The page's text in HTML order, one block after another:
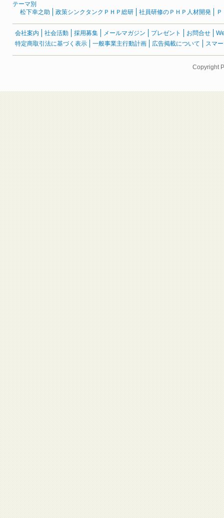
テーマ別
松下幸之助
政策シンクタンクＰＨＰ総研 社員研修のＰＨＰ人材開発
会社案内 社会活動 採用募集 メールマガジン プレゼント お問合せ
特定商取引法に基づく表示
一般事業主行動計画 広告掲載について スマ
Copyright